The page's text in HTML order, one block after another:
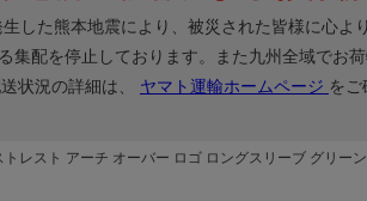
レスト アーチ オーバー ロゴ ロングスリーブ グリーン